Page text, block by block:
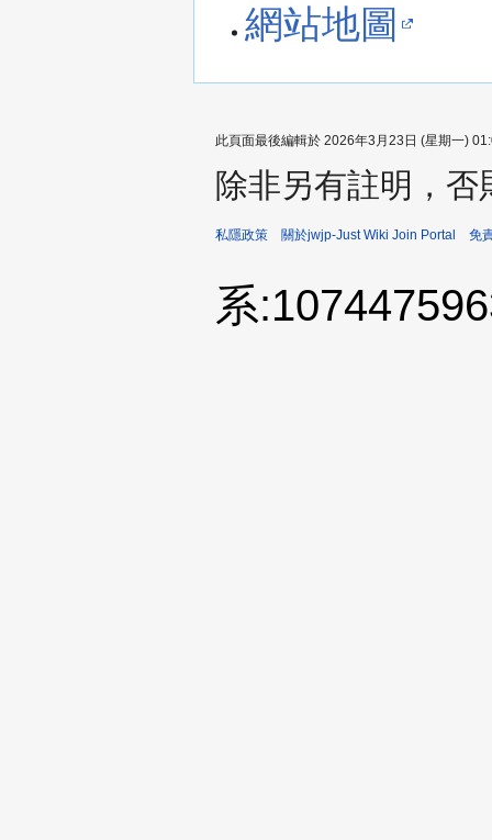
網站地圖
此頁面最後編輯於 2026年3月23日 (星期一)
除非另有註明，
私隱政策 關於jwjp-Just Wiki Join Portal 免
系